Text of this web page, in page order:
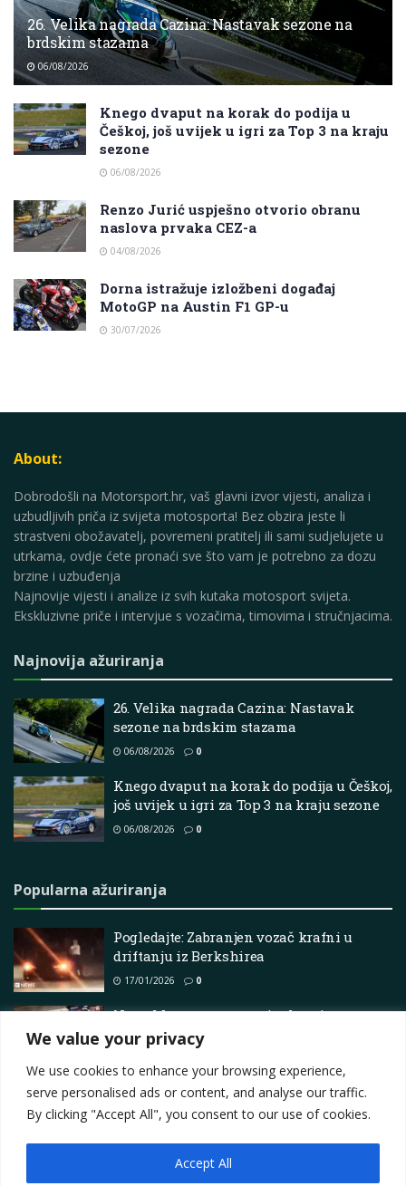
We value your privacy
We use cookies to enhance your browsing experience,
serve personalised ads or content, and analyse our traffic.
By clicking "Accept All", you consent to our use of cookies.
Accept All
26. Velika nagrada Cazina: Nastavak sezone na
brdskim stazama
06/08/2026
Knego dvaput na korak do podija u
Češkoj, još uvijek u igri za Top 3 na kraju
sezone
06/08/2026
Renzo Jurić uspješno otvorio obranu
naslova prvaka CEZ-a
04/08/2026
Dorna istražuje izložbeni događaj
MotoGP na Austin F1 GP-u
30/07/2026
About:
Dobrodošli na Motorsport.hr, vaš glavni izvor vijesti, analiza i
uzbudljivih priča iz svijeta motosporta! Bez obzira jeste li
strastveni obožavatelj, povremeni pratitelj ili sami sudjelujete u
utrkama, ovdje ćete pronaći sve što vam je potrebno za dozu
brzine i uzbuđenja
Najnovije vijesti i analize iz svih kutaka motosport svijeta.
Ekskluzivne priče i intervjue s vozačima, timovima i stručnjacima.
Najnovija ažuriranja
26. Velika nagrada Cazina: Nastavak
sezone na brdskim stazama
06/08/2026 0
Knego dvaput na korak do podija u Češkoj,
još uvijek u igri za Top 3 na kraju sezone
06/08/2026 0
Popularna ažuriranja
Pogledajte: Zabranjen vozač krafni u
driftanju iz Berkshirea
17/01/2026 0
Nova Motorsport postaje glavni sponzor
2024. francuskog rallycross prvenstva
Contact